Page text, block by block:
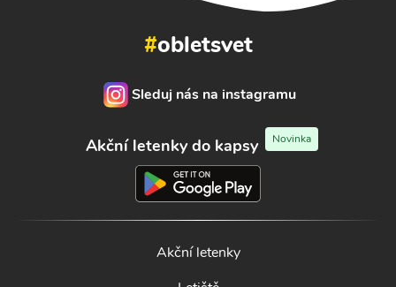
#obletsvet
Sleduj nás na instagramu
Akční letenky do kapsy Novinka
Akční letenky